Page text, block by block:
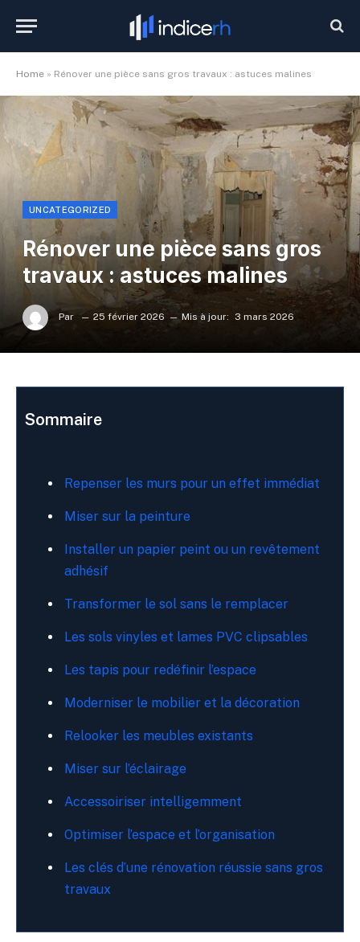
Home » Rénover une pièce sans gros travaux : astuces malines
UNCATEGORIZED
Rénover une pièce sans gros
travaux : astuces malines
Par 25 février 2026 Mis à jour: 3 mars 2026
Sommaire
Repenser les murs pour un effet immédiat
Miser sur la peinture
Installer un papier peint ou un revêtement
adhésif
Transformer le sol sans le remplacer
Les sols vinyles et lames PVC clipsables
Les tapis pour redéfinir l’espace
Moderniser le mobilier et la décoration
Relooker les meubles existants
Miser sur l’éclairage
Accessoiriser intelligemment
Optimiser l’espace et l’organisation
Les clés d’une rénovation réussie sans gros
travaux